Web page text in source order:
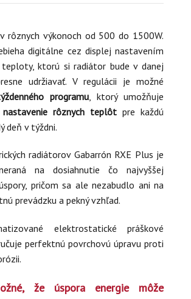
rôznych výkonoch od 500 do 1500W.
digitálne cez displej nastavením
teploty, ktorú si radiátor bude v danej
udržiavať. V regulácii je možné
programu , ktorý umožňuje
rôznych teplôt pre každú
deň v týždni.
radiátorov Gabarrón RXE Plus je
na dosiahnutie čo najvyššej
pričom sa ale nezabudlo ani na
prevádzku a pekný vzhľad.
elektrostatické práškové
perfektnú povrchovú úpravu proti
že úspora energie môže